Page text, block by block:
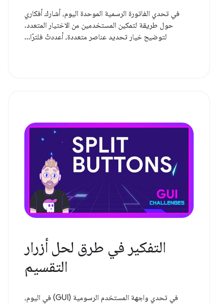
في تحدي الفاتورة الرسمية الموحدة اليوم، أشارك أفكاري
حول طريقة لتمكين المستخدمين من الاختيار المتعدد.
لتوضيح خيار تحديد عناصر متعددة، أعددتُ فلترًا...
التفكير في طرق لحل أزرار
التقسيم
في تحدي واجهة المستخدم الرسومية (GUI) في اليوم،